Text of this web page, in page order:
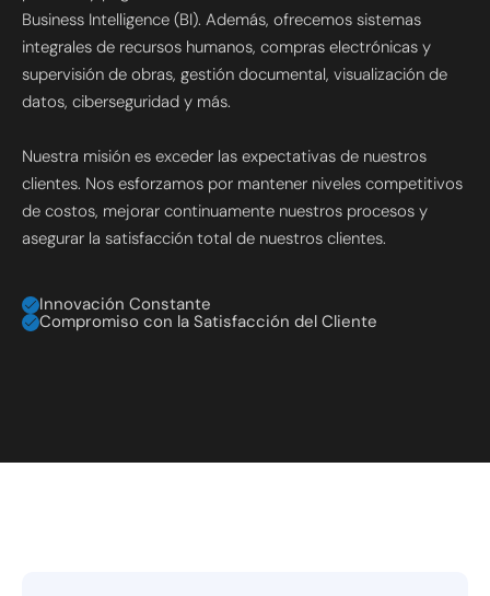
Business Intelligence (BI). Además, ofrecemos sistemas
integrales de recursos humanos, compras electrónicas y
supervisión de obras, gestión documental, visualización de
datos, ciberseguridad y más.
Nuestra misión es exceder las expectativas de nuestros
clientes. Nos esforzamos por mantener niveles competitivos
de costos, mejorar continuamente nuestros procesos y
asegurar la satisfacción total de nuestros clientes.
Innovación Constante
Compromiso con la Satisfacción del Cliente